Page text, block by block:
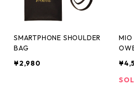
SMARTPHONE SHOULDER
BAG
¥2,980
MIO